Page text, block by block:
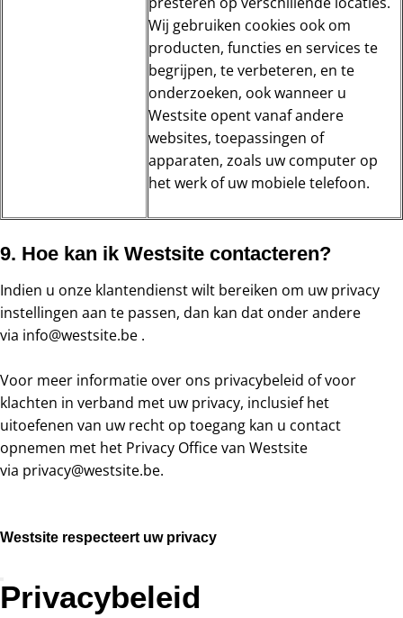
Wij gebruiken cookies ook om
producten, functies en services te
begrijpen, te verbeteren, en te
onderzoeken, ook wanneer u
Westsite opent vanaf andere
websites, toepassingen of
apparaten, zoals uw computer op
het werk of uw mobiele telefoon.
9. Hoe kan ik Westsite contacteren?
Indien u onze klantendienst wilt bereiken om uw privacy
instellingen aan te passen, dan kan dat onder andere
via info@westsite.be .
Voor meer informatie over ons privacybeleid of voor
klachten in verband met uw privacy, inclusief het
uitoefenen van uw recht op toegang kan u contact
opnemen met het Privacy Office van Westsite
via privacy@westsite.be.
Westsite respecteert uw privacy
Privacybeleid